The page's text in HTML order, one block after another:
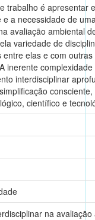
trabalho é apresentar
e a necessidade de
avaliação ambiental
variedade de
entre elas e com
inerente
interdisciplinar
científico e
na